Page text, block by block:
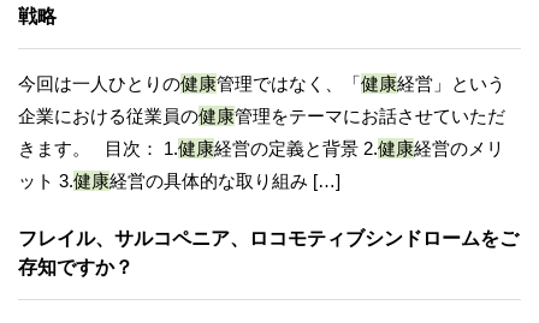
戦略
今回は一人ひとりの健康管理ではなく、「健康経営」という
企業における従業員の健康管理をテーマにお話させていただ
きます。 目次： 1.健康経営の定義と背景 2.健康経営のメリ
ット 3.健康経営の具体的な取り組み […]
フレイル、サルコペニア、ロコモティブシンドロームをご
存知ですか？